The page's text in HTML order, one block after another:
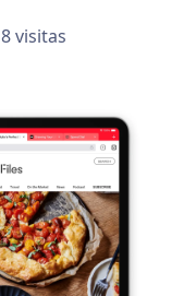
8 visitas